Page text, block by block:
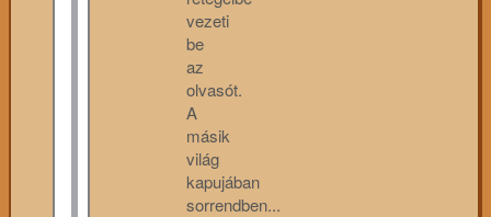
vezeti
be
az
olvasót.
A
másik
világ
kapujában
sorrendben...